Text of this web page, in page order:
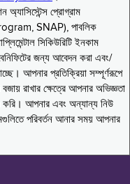
অ্যাসিস্টেন্স প্রোগ্রাম
SNAP), পাবলিক
সিকিউরিটি ইনকাম
জন্য আবেদন করা এবং/
আপনার প্রতিক্রিয়া সম্পূর্ণরূপে
রাখার ক্ষেত্রে আপনার অভিজ্ঞতা
করি। আপনার এবং অন্যান্য নিউ
পরিবর্তন আনার সময় আপনার